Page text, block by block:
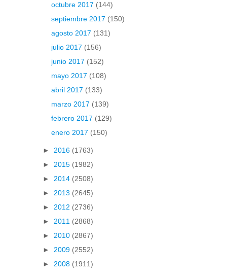
octubre 2017 (144)
septiembre 2017 (150)
agosto 2017 (131)
julio 2017 (156)
junio 2017 (152)
mayo 2017 (108)
abril 2017 (133)
marzo 2017 (139)
febrero 2017 (129)
enero 2017 (150)
► 2016 (1763)
► 2015 (1982)
► 2014 (2508)
► 2013 (2645)
► 2012 (2736)
► 2011 (2868)
► 2010 (2867)
► 2009 (2552)
► 2008 (1911)